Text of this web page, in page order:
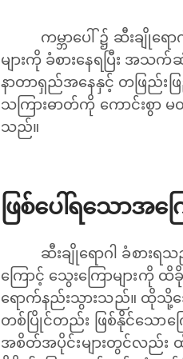
ကမ္ဘာပေါ် ၌ ဆီးချို
များကို ခံစားနေရပြီး အ
နာတာရှည်အနေနှင့် တဖြည်းဖြ
သကြားဓာတ်ကို ကောင်းစွာ မ
သည်။
ဖြစ်ပေါ်ရသောအကြ
ဆီးချိုရောဂါ ခံစား
ကြောင့် သွေးကြောများ
ရောက်နည်းသွားသည်။ ထိုသို့သွေ
တစ်ပြိုင်တည်း ဖြစ်နိုင်သောက
အစိတ်အပိုင်းများတွင်လည်း